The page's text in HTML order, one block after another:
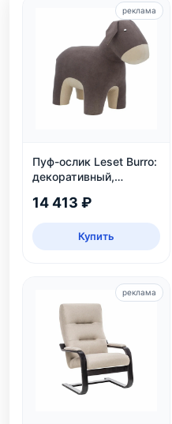
Пуф-ослик Leset Burro:
декоративный,
и детской
14 413 ₽
Купить
реклама
реклама